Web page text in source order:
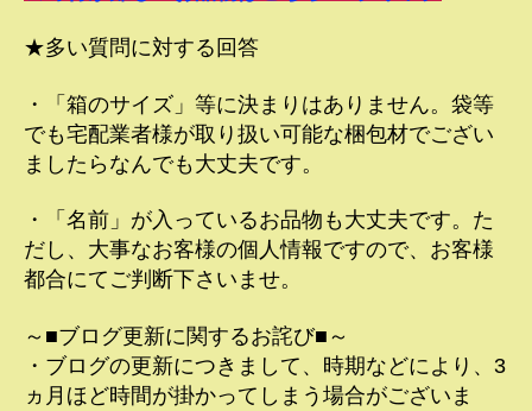
★多い質問に対する回答
・「箱のサイズ」等に決まりはありません。袋等
でも宅配業者様が取り扱い可能な梱包材でござい
ましたらなんでも大丈夫です。
・「名前」が入っているお品物も大丈夫です。た
だし、大事なお客様の個人情報ですので、お客様
都合にてご判断下さいませ。
～■ブログ更新に関するお詫び■～
・ブログの更新につきまして、時期などにより、3
ヵ月ほど時間が掛かってしまう場合がございま